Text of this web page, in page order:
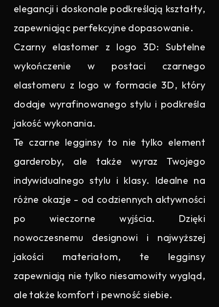
elegancji i doskonale podkreślają kształty,
zapewniając perfekcyjne dopasowanie.
Czarny elastomer z logo 3D: Subtelne
wykończenie w postaci czarnego
elastomeru z logo w formacie 3D, który
dodaje wyrafinowanego stylu i podkreśla
jakość wykonania.
Te czarne legginsy to nie tylko element
garderoby, ale także wyraz Twojego
indywidualnego stylu i klasy. Idealne na
różne okazje - od codziennych aktywności
po wieczorne wyjścia. Dzięki
nowoczesnemu designowi i najwyższej
jakości materiałom, te legginsy
zapewniają nie tylko niesamowity wygląd,
ale także komfort i pewność siebie.